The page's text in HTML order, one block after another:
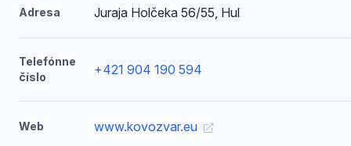
Adresa Juraja Holčeka 56/55, Hul
Telefónne
číslo
+421 904 190 594
Web www.kovozvar.eu